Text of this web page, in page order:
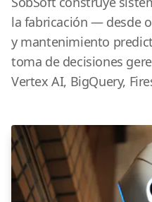
la fabricación — desde
y mantenimiento
toma de decisiones
Vertex AI, BigQuery,